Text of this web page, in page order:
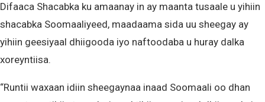
Difaaca Shacabka ku amaanay in ay maanta tusaale u yihiin
shacabka Soomaaliyeed, maadaama sida uu sheegay ay
yihiin geesiyaal dhiigooda iyo naftoodaba u huray dalka
xoreyntiisa.
“Runtii waxaan idiin sheegaynaa inaad Soomaali oo dhan